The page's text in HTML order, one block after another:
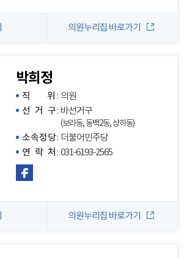
의원누리집 바로가기
박희정
직 위
: 의원
선 거 구: 바선거구
(보라동, 동백2동, 상하동)
소속정당: 더불어민주당
연 락 처 : 031-6193-2565
의원누리집 바로가기